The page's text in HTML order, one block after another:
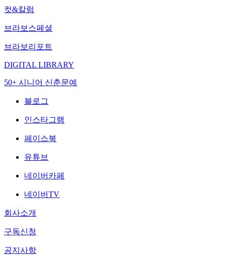
컷&칼럼
브라보스페셜
브라보리포트
DIGITAL LIBRARY
50+ 시니어 신춘문예
블로그
인스타그램
페이스북
유튜브
네이버카페
네이버TV
회사소개
구독신청
공지사항